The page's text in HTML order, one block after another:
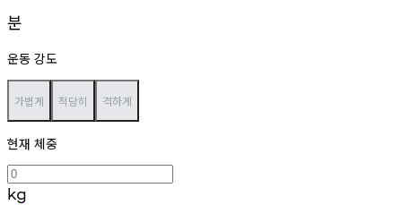
분
운동 강도
가볍게 적당히 격하게
현재 체중
kg